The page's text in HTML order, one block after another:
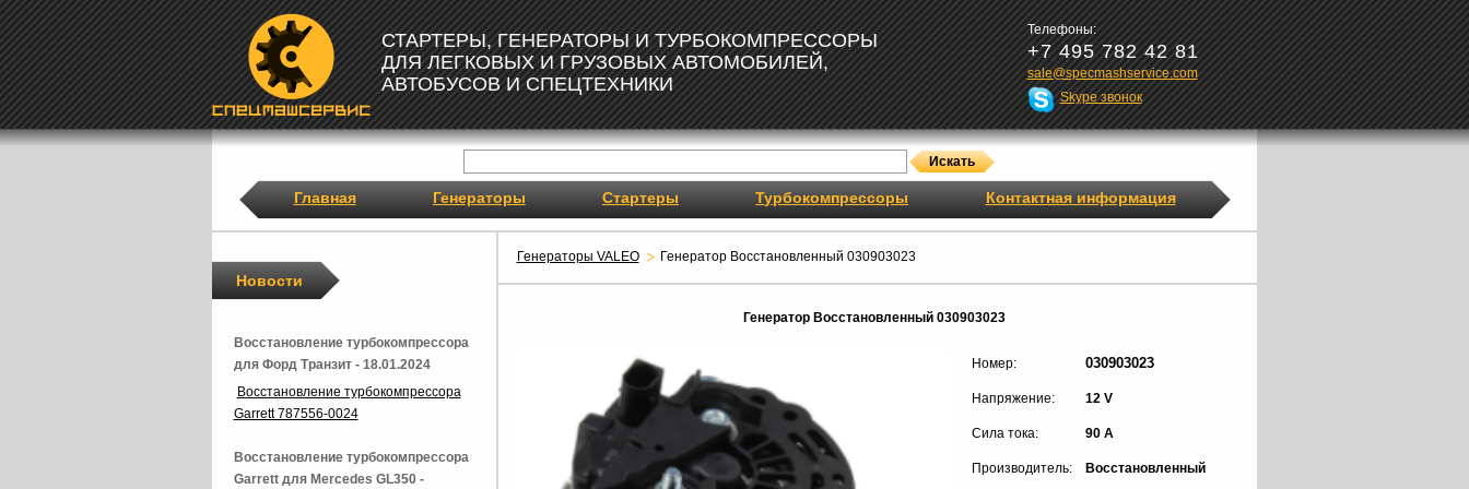
СТАРТЕРЫ, ГЕНЕРАТОРЫ И ТУРБОКОМПРЕССОРЫ
ДЛЯ ЛЕГКОВЫХ И ГРУЗОВЫХ АВТОМОБИЛЕЙ,
АВТОБУСОВ И СПЕЦТЕХНИКИ
Телефоны:
+7 495 782 42 81
sale@specmashservice.com
Skype звонок
Главная Генераторы Стартеры Турбокомпрессоры Контактная информация
Генераторы VALEO Генератор Восстановленный 030903023
Генератор Восстановленный 030903023
Номер: 030903023
Напряжение: 12 V
Сила тока: 90 A
Производитель: Восстановленный
Новости
Восстановление турбокомпрессора
для Форд Транзит - 18.01.2024
Восстановление турбокомпрессора
Garrett 787556-0024
Восстановление турбокомпрессора
Garrett для Mercedes GL350 -